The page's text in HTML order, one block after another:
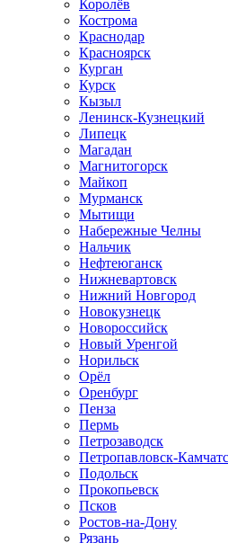
Королёв
Кострома
Краснодар
Красноярск
Курган
Курск
Кызыл
Ленинск-Кузнецкий
Липецк
Магадан
Магнитогорск
Майкоп
Мурманск
Мытищи
Набережные Челны
Нальчик
Нефтеюганск
Нижневартовск
Нижний Новгород
Новокузнецк
Новороссийск
Новый Уренгой
Норильск
Орёл
Оренбург
Пенза
Пермь
Петрозаводск
Петропавловск-
Подольск
Прокопьевск
Псков
Ростов-на-Дону
Рязань